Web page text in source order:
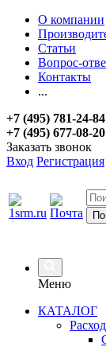
О компании
Статьи
Вопрос-
Контакты
...
+7 (495) 781-24-
+7 (495) 677-08-20
Заказать звонок
Вход Регистрация
Меню
КАТАЛОГ